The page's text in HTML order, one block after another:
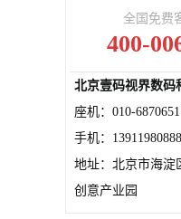
全国免费
400-
北京壹码视界数码
座机：010-
手机：13911980888
地址：北京市海淀
创意产业园